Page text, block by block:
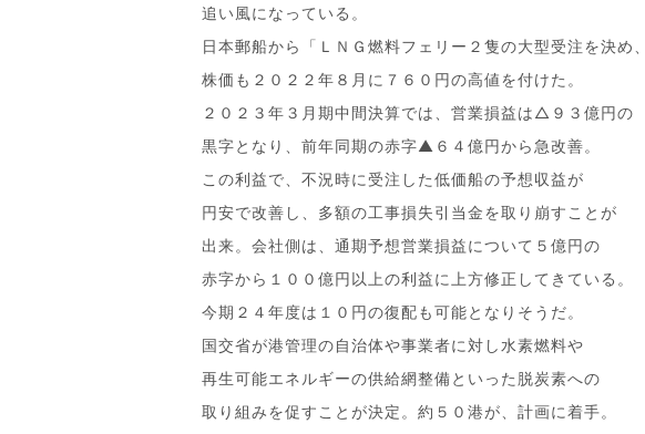
追い風になっている。
日本郵船から「ＬＮＧ燃料フェリー２隻の大型受注を決め、
株価も２０２２年８月に７６０円の高値を付けた。
２０２３年３月期中間決算では、営業損益は△９３億円の
黒字となり、前年同期の赤字▲６４億円から急改善。
この利益で、不況時に受注した低価船の予想収益が
円安で改善し、多額の工事損失引当金を取り崩すことが
出来。会社側は、通期予想営業損益について５億円の
赤字から１００億円以上の利益に上方修正してきている。
今期２４年度は１０円の復配も可能となりそうだ。
国交省が港管理の自治体や事業者に対し水素燃料や
再生可能エネルギーの供給網整備といった脱炭素への
取り組みを促すことが決定。約５０港が、計画に着手。